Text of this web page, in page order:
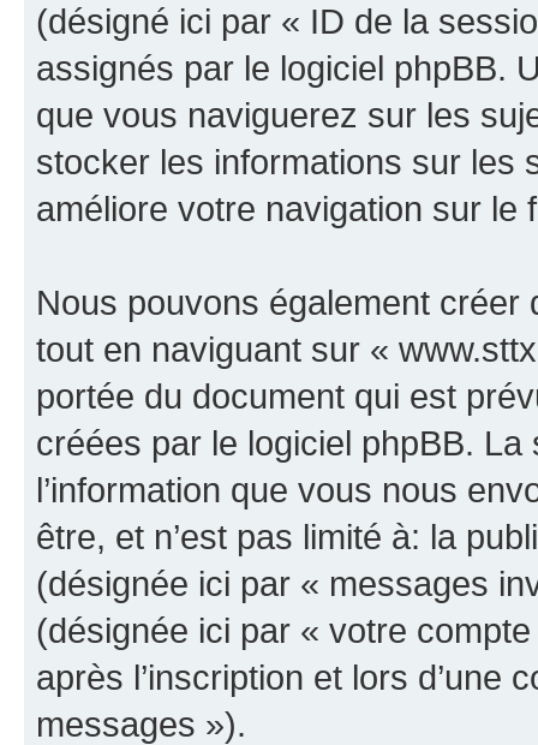
(désigné ici par « ID de la
assignés par le logiciel phpBB.
que vous naviguerez sur les
stocker les informations sur les
améliore votre navigation sur le
Nous pouvons également
tout en naviguant sur «
portée du document qui est
créées par le logiciel phpBB.
l’information que vous nous
être, et n’est pas limité à: la
(désignée ici par « messages
(désignée ici par « votre
après l’inscription et lors d’une
messages »).